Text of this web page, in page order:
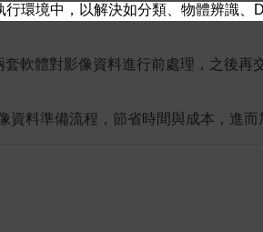
環境中，以解決如分類、物體辨識
軟體對影像資料進行前處理，之後
料準備流程，節省時間與成本，進而